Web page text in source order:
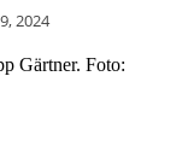
2024